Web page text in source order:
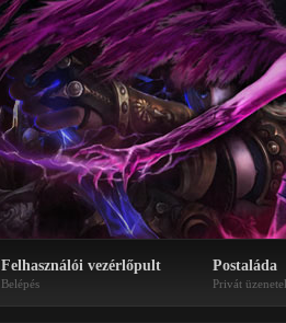
Felhasználói vezérlőpult
Belépés
Postaláda
Privát